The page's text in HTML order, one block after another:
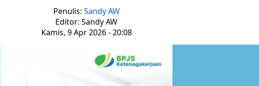
Penulis: Sandy AW
Editor: Sandy AW
Kamis, 9 Apr 2026 - 20:08